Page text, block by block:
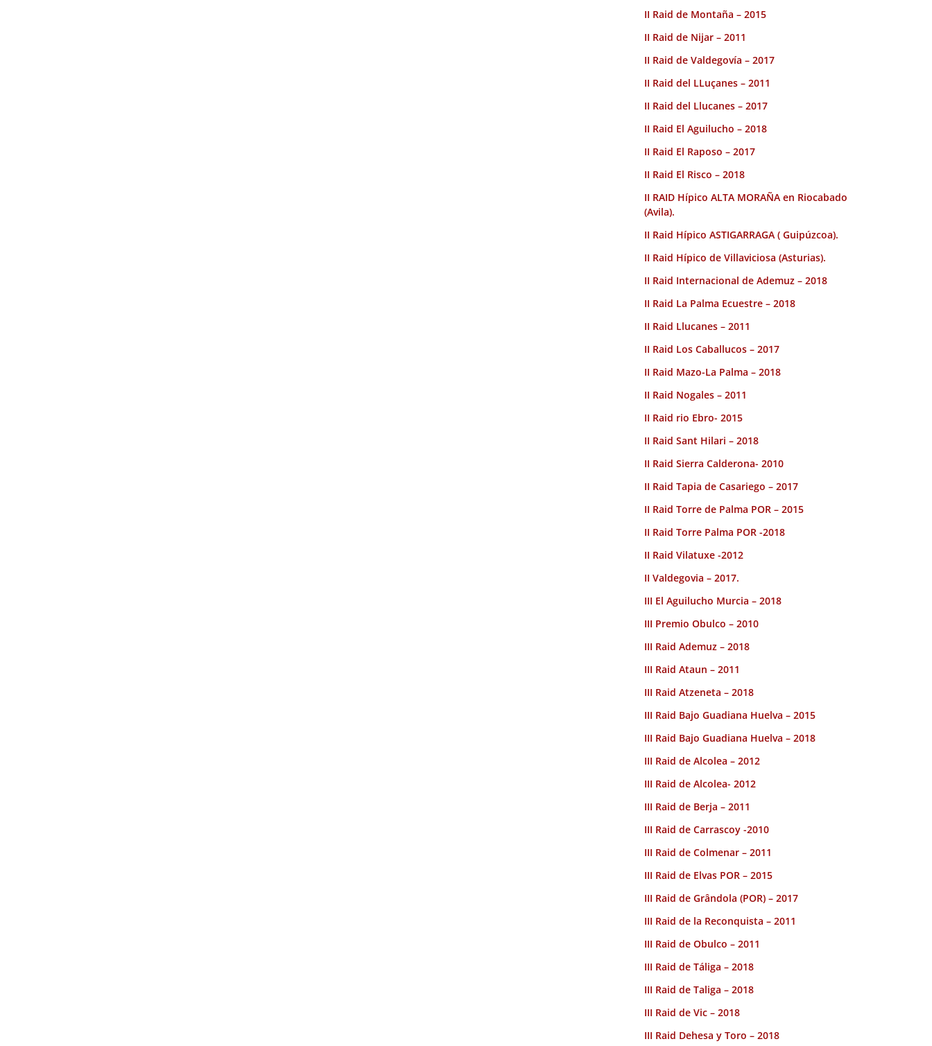
II Raid de Montaña – 2015
II Raid de Nijar – 2011
II Raid de Valdegovía – 2017
II Raid del LLuçanes – 2011
II Raid del Llucanes – 2017
II Raid El Aguilucho – 2018
II Raid El Raposo – 2017
II Raid El Risco – 2018
II RAID Hípico ALTA MORAÑA en Riocabado
(Avila).
II Raid Hípico ASTIGARRAGA ( Guipúzcoa).
II Raid Hípico de Villaviciosa (Asturias).
II Raid Internacional de Ademuz – 2018
II Raid La Palma Ecuestre – 2018
II Raid Llucanes – 2011
II Raid Los Caballucos – 2017
II Raid Mazo-La Palma – 2018
II Raid Nogales – 2011
II Raid rio Ebro- 2015
II Raid Sant Hilari – 2018
II Raid Sierra Calderona- 2010
II Raid Tapia de Casariego – 2017
II Raid Torre de Palma POR – 2015
II Raid Torre Palma POR -2018
II Raid Vilatuxe -2012
II Valdegovia – 2017.
III El Aguilucho Murcia – 2018
III Premio Obulco – 2010
III Raid Ademuz – 2018
III Raid Ataun – 2011
III Raid Atzeneta – 2018
III Raid Bajo Guadiana Huelva – 2015
III Raid Bajo Guadiana Huelva – 2018
III Raid de Alcolea – 2012
III Raid de Alcolea- 2012
III Raid de Berja – 2011
III Raid de Carrascoy -2010
III Raid de Colmenar – 2011
III Raid de Elvas POR – 2015
III Raid de Grândola (POR) – 2017
III Raid de la Reconquista – 2011
III Raid de Obulco – 2011
III Raid de Táliga – 2018
III Raid de Taliga – 2018
III Raid de Vic – 2018
III Raid Dehesa y Toro – 2018